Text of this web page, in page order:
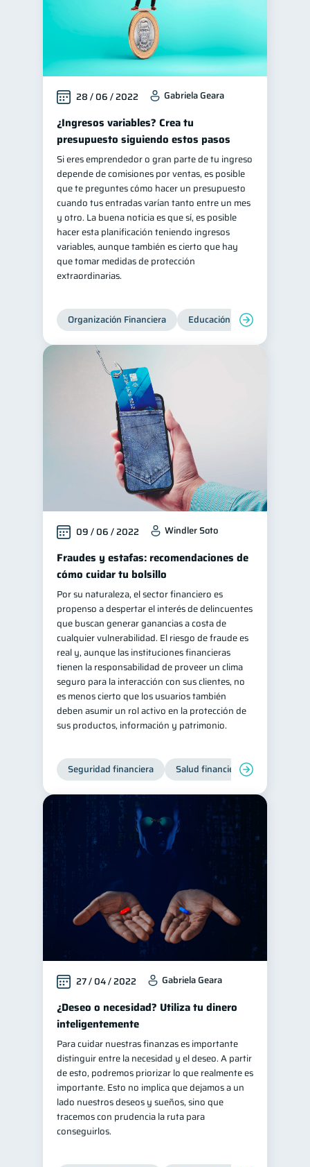
28 / 06 / 2022 Gabriela Geara
¿Ingresos variables? Crea tu
presupuesto siguiendo estos pasos
Si eres emprendedor o gran parte de tu ingreso
depende de comisiones por ventas, es posible
que te preguntes cómo hacer un presupuesto
cuando tus entradas varían tanto entre un mes
y otro. La buena noticia es que sí, es posible
hacer esta planificación teniendo ingresos
variables, aunque también es cierto que hay
que tomar medidas de protección
extraordinarias.
Organización Financiera Educación financiera
09 / 06 / 2022 Windler Soto
Fraudes y estafas: recomendaciones de
cómo cuidar tu bolsillo
Por su naturaleza, el sector financiero es
propenso a despertar el interés de delincuentes
que buscan generar ganancias a costa de
cualquier vulnerabilidad. El riesgo de fraude es
real y, aunque las instituciones financieras
tienen la responsabilidad de proveer un clima
seguro para la interacción con sus clientes, no
es menos cierto que los usuarios también
deben asumir un rol activo en la protección de
sus productos, información y patrimonio.
Seguridad financiera Salud financiera
27 / 04 / 2022 Gabriela Geara
¿Deseo o necesidad? Utiliza tu dinero
inteligentemente
Para cuidar nuestras finanzas es importante
distinguir entre la necesidad y el deseo. A partir
de esto, podremos priorizar lo que realmente es
importante. Esto no implica que dejamos a un
lado nuestros deseos y sueños, sino que
tracemos con prudencia la ruta para
conseguirlos.